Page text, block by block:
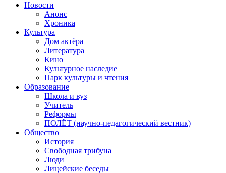
Новости
Анонс
Хроника
Культура
Дом актёра
Литература
Кино
Культурное наследие
Парк культуры и чтения
Образование
Школа и вуз
Учитель
Реформы
ПОЛЁТ (научно-педагогический вестник)
Общество
История
Свободная трибуна
Люди
Лицейские беседы